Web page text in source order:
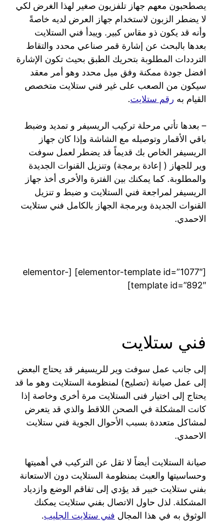
يصطحبون معهم جهاز تلفزيون صغير لهذا الغرض لكي
لا يضطر الزبون لاستخدام جهاز العرض لديه خاصةً
وأنه قد يكون ذو مقاس كبير. ويبدأ فني الستلايت
بعدها بالبحث عن إشارة قمر صناعي محدد والتقاط
الترددات المطلوبة بتحريك الطبق بحيث تكون الإشارة
افضل جودة ممكنة وفق ميل محدد وهو أمر معقد
سيكون من الصعب على غير فني ستلايت متخصص
القيام به رقم ستلايت.
– بعدها تأتي مرحلة تركيب الريسيفر و تمديد وضبط
باقي الأقمار وتوصيله مع الشاشة وإذا كان جهاز
الريسيفر الخاص بك قديماً قد يضطر لعمل سوفت
وير للجهاز ( إعادة برمجة) وتنزيل القنوات الجديدة
والمطلوبة. كما يمكنك بين الفترة والأخرى أخذ جهاز
الريسيفر لمراجعة فني الستلايت و ضبط و تنزيل
القنوات الجديدة وبرمجة الجهاز بالكامل فني ستلايت
الاحمدي.
[elementor-template id=”1077″] [elementor-
template id=”892″]
فني ستلايت
إلى جانب عمل سوفت وير للريسيفر قد يحتاج البعض
إلى عمل صيانة (تصليح) لمنظومة الستلايت وهو ما قد
يحتاج إلى اختيار فنى الستلايت مرة أخرى وخاصة إذا
كانت المشكلة في الصحن اللاقط والذي قد يتعرض
لمشاكل متعددة بسبب الأحوال الجوية فني ستلايت
الاحمدي.
صيانة الستلايت أيضاً لا تقل عن التركيب في أهميتها
وحساسيتها والعبث بمنظومة الستلايت دون الاستعانة
بفني ستلايت خبير قد يؤدي إلى تفاقم الوضع وازدياد
المشكلة. لذل حاول الاتصال بفني ستلايت يمكنك
الوثوق به في هذا المجال فني ستلايت الجليب.